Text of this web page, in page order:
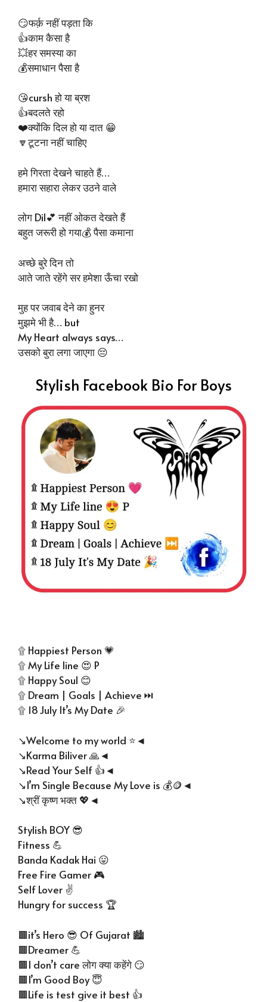
😏फर्क़ नहीं पड़ता कि
👍काम कैसा है
💥हर समस्या का
💰समाधान पैसा है
😘cursh हो या ब्रश
👍बदलते रहो
❤️क्योंकि दिल हो या दात 😁
🔽टूटना नहीं चाहिए
हमे गिरता देखने चाहते हैं…
हमारा सहारा लेकर उठने वाले
लोग Dil💕 नहीं ओकत देखते हैं
बहुत जरूरी हो गया💰 पैसा कमाना
अच्छे बुरे दिन तो
आते जाते रहेंगे सर हमेशा ऊँचा रखो
मुह पर जवाब देने का हुनर
मुझमे भी है… but
My Heart always says…
उसको बुरा लगा जाएगा 😔
Stylish Facebook Bio For Boys
۩ Happiest Person 💗
۩ My Life line 😍 P
۩ Happy Soul 😊
۩ Dream | Goals | Achieve ⏭️
۩ 18 July It’s My Date 🎉
↘️Welcome to my world ⭐◄
↘️Karma Biliver 🙏◄
↘️Read Your Self 👍◄
↘️I’m Single Because My Love is 💰🪙◄
↘️श्रीं कृष्ण भक्त 💖◄
Stylish BOY 😎
Fitness 💪
Banda Kadak Hai 😛
Free Fire Gamer 🎮
Self Lover ✌️
Hungry for success 🏆
🟫it’s Hero 😎 Of Gujarat 🏙️
🟫Dreamer 💪
🟫I don’t care लोग क्या कहेंगे 😏
🟫I’m Good Boy 😇
🟫Life is test give it best 👍